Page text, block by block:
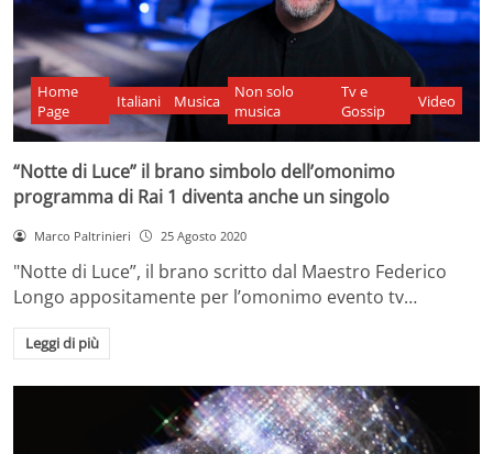
Home
Page
Italiani Musica
Non solo
musica
Tv e
Gossip
Video
“Notte di Luce” il brano simbolo dell’omonimo
programma di Rai 1 diventa anche un singolo
Marco Paltrinieri 25 Agosto 2020
"Notte di Luce”, il brano scritto dal Maestro Federico
Longo appositamente per l’omonimo evento tv…
Leggi di più